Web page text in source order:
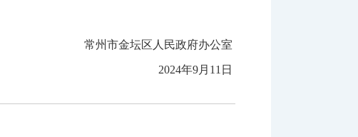
常州市金坛区人民政府办公室
2024年9月11日